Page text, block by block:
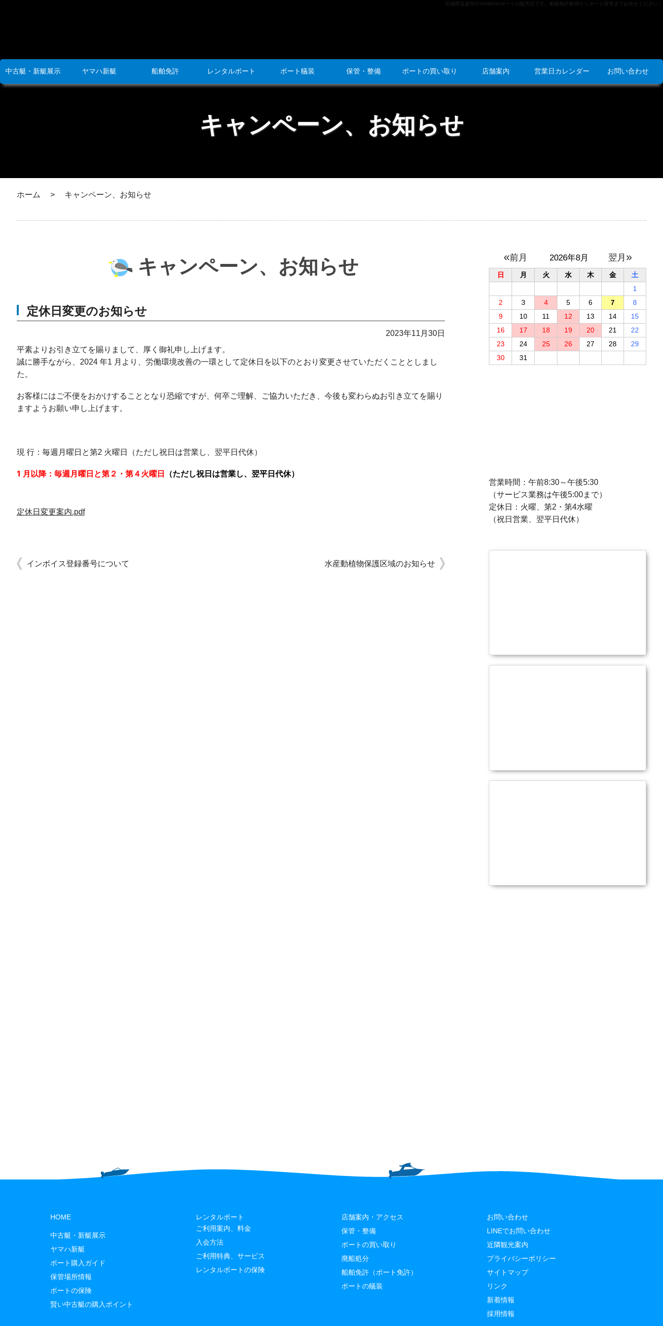
宮城県塩釜市のYAMAHAボートの販売店です。船舶免許取得からボート保管までお任せください！
中古艇・新艇展示 ヤマハ新艇 船舶免許 レンタルボート ボート艤装 保管・整備 ボートの買い取り 店舗案内 営業日カレンダー お問い合わせ
キャンペーン、お知らせ
ホーム > キャンペーン、お知らせ
キャンペーン、お知らせ
定休日変更のお知らせ
2023年11月30日
平素よりお引き立てを賜りまして、厚く御礼申し上げます。
誠に勝手ながら、2024 年1 月より、労働環境改善の一環として定休日を以下のとおり変更させていただくこととしまし
た。
お客様にはご不便をおかけすることとなり恐縮ですが、何卒ご理解、ご協力いただき、今後も変わらぬお引き立てを賜り
ますようお願い申し上げます。
現 行：毎週月曜日と第2 火曜日（ただし祝日は営業し、翌平日代休）
1 月以降：毎週月曜日と第２・第４火曜日 （ただし祝日は営業し、翌平日代休）
定休日変更案内.pdf
インボイス登録番号について 水産動植物保護区域のお知らせ
« 2026年8月 »
日 月 火 水 木 金
土
1
2
3 4 5 6 7
8
9
10 11 12 13 14
15
16
17 18 19 20 21
22
23
24 25 26 27 28
29
30
31
営業時間：午前8:30～午後5:30
（サービス業務は午後5:00まで）
定休日：火曜、第2・第4水曜
（祝日営業、翌平日代休）
HOME
中古艇・新艇展示
ヤマハ新艇
ボート購入ガイド
保管場所情報
ボートの保険
賢い中古艇の購入ポイント
レンタルボート
ご利用案内、料金
入会方法
ご利用特典、サービス
レンタルボートの保険
店舗案内・アクセス
保管・整備
ボートの買い取り
廃船処分
船舶免許（ボート免許）
ボートの艤装
お問い合わせ
LINEでお問い合わせ
近隣観光案内
プライバシーポリシー
サイトマップ
リンク
新着情報
採用情報